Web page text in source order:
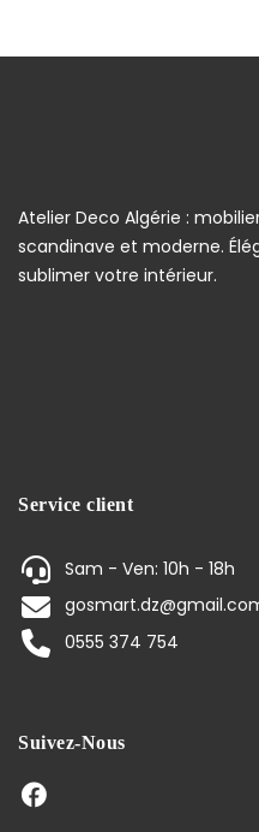
Atelier Deco Algérie :
scandinave et moderne.
sublimer votre intérieur.
Service client
Sam - Ven: 10h - 18h
0555 374 754
Suivez-Nous